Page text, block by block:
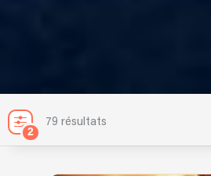
2
79 résultats